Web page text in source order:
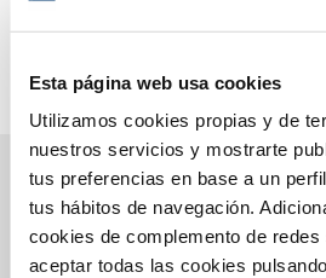
Esta página web usa cookies
Utilizamos cookies propias y de
nuestros servicios y mostrarte
tus preferencias en base a un
tus hábitos de navegación.
cookies de complemento de
aceptar todas las cookies
Gestiones Online